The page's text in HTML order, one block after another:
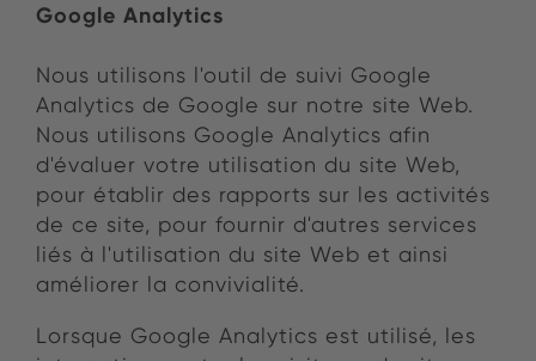
Google Analytics
Nous utilisons l'outil de suivi Google
Analytics de Google sur notre site Web.
Nous utilisons Google Analytics afin
d'évaluer votre utilisation du site Web,
pour établir des rapports sur les activités
de ce site, pour fournir d'autres services
liés à l'utilisation du site Web et ainsi
améliorer la convivialité.
Lorsque Google Analytics est utilisé, les